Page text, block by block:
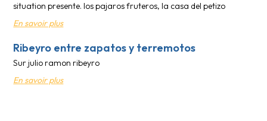
situation presente. los pajaros fruteros, la casa del petizo
En savoir plus
Ribeyro entre zapatos y terremotos
Sur julio ramon ribeyro
En savoir plus